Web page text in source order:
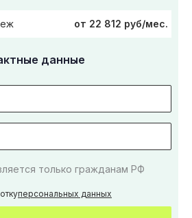
от 22 812 руб/мес.
данные
только гражданам РФ
персональных данных